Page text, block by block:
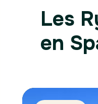
Les
en